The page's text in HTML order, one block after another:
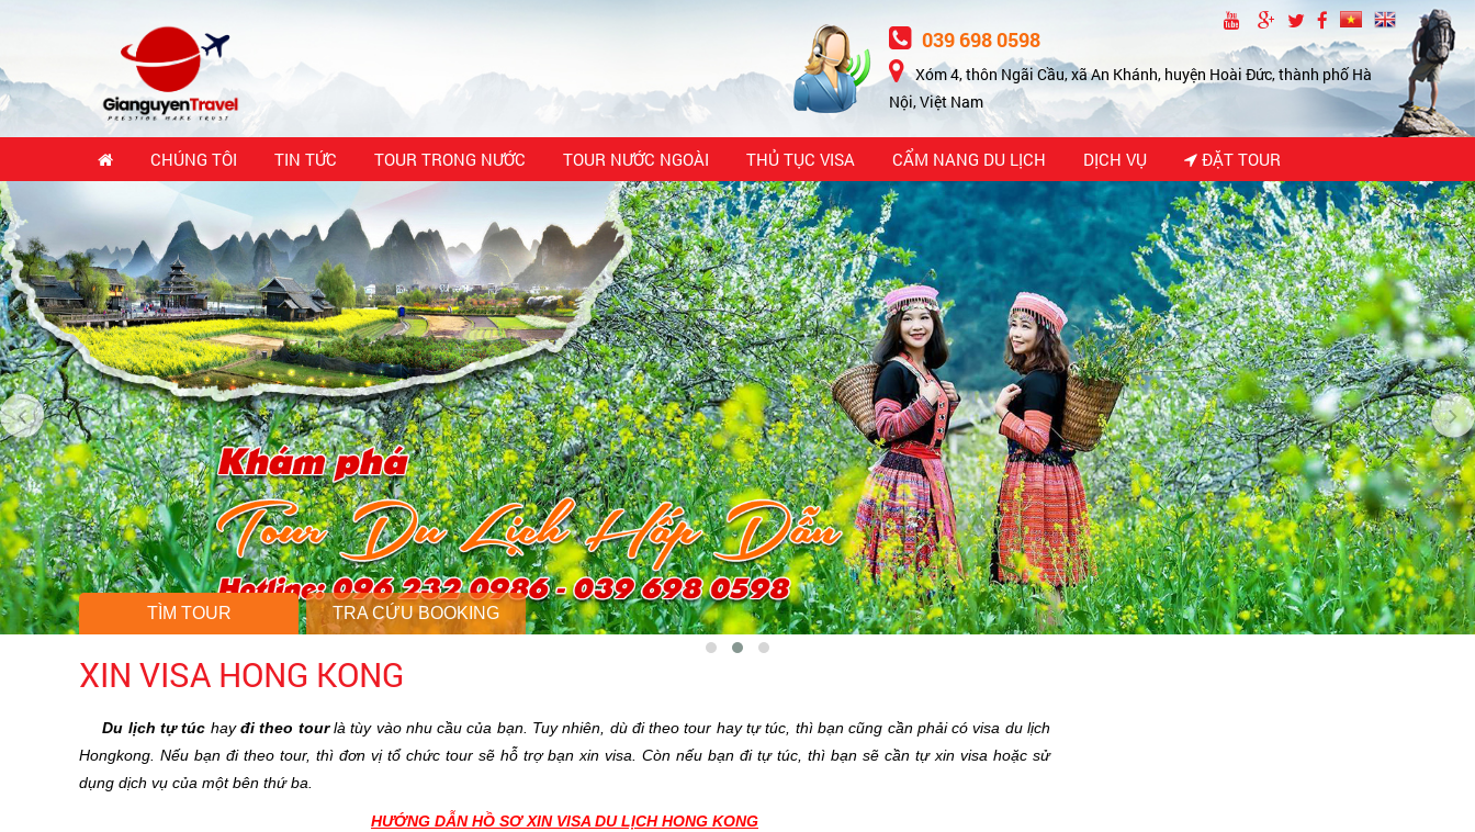
039 698 0598
Xóm 4, thôn Ngãi Cầu, xã An Khánh, huyện Hoài Đức, thành phố Hà
Nội, Việt Nam
CHÚNG TÔI TIN TỨC TOUR TRONG NƯỚC TOUR NƯỚC NGOÀI THỦ TỤC VISA CẨM NANG DU LỊCH DỊCH VỤ ĐẶT TOUR
TÌM TOUR TRA CỨU BOOKING
XIN VISA HONG KONG
Du lịch tự túc hayđi theo tourlà tùy vào nhu cầu của bạn. Tuy nhiên, dù đi theo tour hay tự túc, thì bạn cũng cần phải có visa du lịch
Hongkong. Nếu bạn đi theo tour, thì đơn vị tổ chức tour sẽ hỗ trợ bạn xin visa. Còn nếu bạn đi tự túc, thì bạn sẽ cần tự xin visa hoặc sử
dụng dịch vụ của một bên thứ ba.
HƯỚNG DẪN HỒ SƠ XIN VISA DU LỊCH HONG KONG